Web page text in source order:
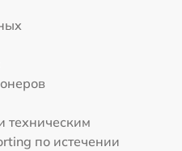
техническим
по истечении